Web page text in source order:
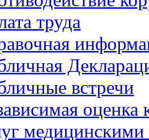
труда
встречи
оценка